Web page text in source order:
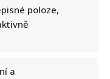
poloze,
a